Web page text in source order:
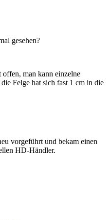
gesehen?
man kann einzelne
Felge hat sich fast 1 cm in die
vorgeführt und bekam einen
HD-Händler.